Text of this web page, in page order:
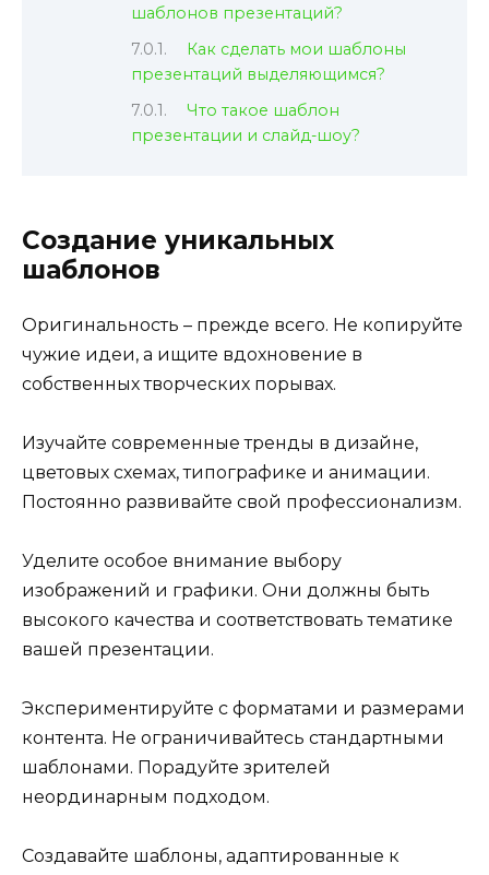
шаблонов презентаций?
Как сделать мои шаблоны
презентаций выделяющимся?
Что такое шаблон
презентации и слайд-шоу?
Создание уникальных
шаблонов
Оригинальность – прежде всего. Не копируйте
чужие идеи, а ищите вдохновение в
собственных творческих порывах.
Изучайте современные тренды в дизайне,
цветовых схемах, типографике и анимации.
Постоянно развивайте свой профессионализм.
Уделите особое внимание выбору
изображений и графики. Они должны быть
высокого качества и соответствовать тематике
вашей презентации.
Экспериментируйте с форматами и размерами
контента. Не ограничивайтесь стандартными
шаблонами. Порадуйте зрителей
неординарным подходом.
Создавайте шаблоны, адаптированные к